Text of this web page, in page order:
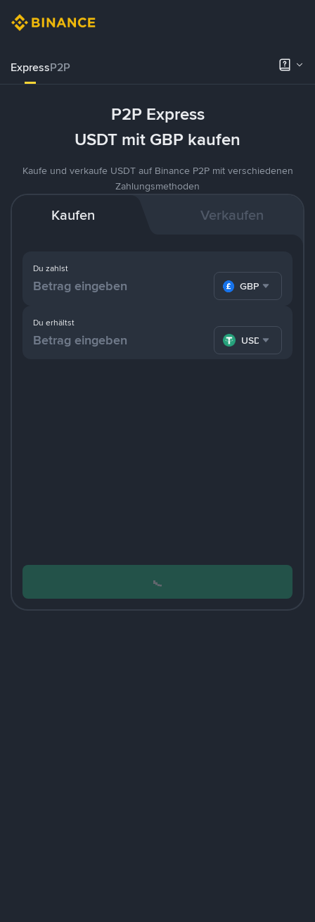
ExpressP2P
P2P Express
USDT mit GBP kaufen
Kaufe und verkaufe USDT auf Binance P2P mit verschiedenen
Zahlungsmethoden
Kaufen Verkaufen
Du zahlst
GBP
Du erhältst
USDT